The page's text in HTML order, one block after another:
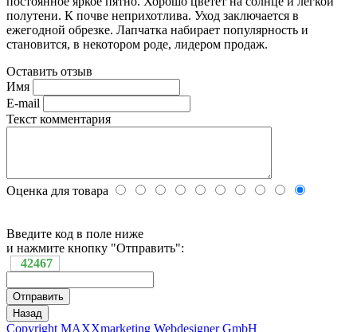
полутени. К почве неприхотлива. Уход заключается в
ежегодной обрезке. Лапчатка набирает популярность и
становится, в некотором роде, лидером продаж.
Оставить отзыв
Имя
E-mail
Текст комментария
Оценка для товара
Введите код в поле ниже
и нажмите кнопку "Отправить":
42467
Copyright MAXXmarketing Webdesigner GmbH